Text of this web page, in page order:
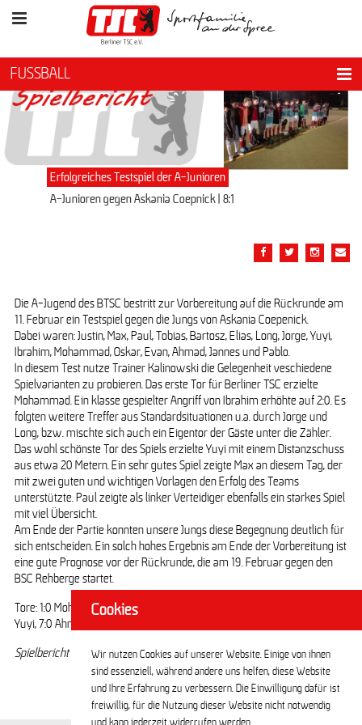
FUSSBALL
Erfolgreiches Testspiel der A-Junioren
A-Junioren gegen Askania Coepnick | 8:1
Die A-Jugend des BTSC bestritt zur Vorbereitung auf die Rückrunde am
11. Februar ein Testspiel gegen die Jungs von Askania Coepenick.
Dabei waren: Justin, Max, Paul, Tobias, Bartosz, Elias, Long, Jorge, Yuyi,
Ibrahim, Mohammad, Oskar, Evan, Ahmad, Jannes und Pablo.
In diesem Test nutze Trainer Kalinowski die Gelegenheit veschiedene
Spielvarianten zu probieren. Das erste Tor für Berliner TSC erzielte
Mohammad. Ein klasse gespielter Angriff von Ibrahim erhöhte auf 2:0. Es
folgten weitere Treffer aus Standardsituationen u.a. durch Jorge und
Long, bzw. mischte sich auch ein Eigentor der Gäste unter die Zähler.
Das wohl schönste Tor des Spiels erzielte Yuyi mit einem Distanzschuss
aus etwa 20 Metern. Ein sehr gutes Spiel zeigte Max an diesem Tag, der
mit zwei guten und wichtigen Vorlagen den Erfolg des Teams
unterstützte. Paul zeigte als linker Verteidiger ebenfalls ein starkes Spiel
mit viel Übersicht.
Am Ende der Partie konnten unsere Jungs diese Begegnung deutlich für
sich entscheiden. Ein solch hohes Ergebnis am Ende der Vorbereitung ist
eine gute Prognose vor der Rückrunde, die am 19. Februar gegen den
BSC Rehberge startet.
Tore: 1:0 Mohammad, 2:0 Ibrahim , 3:0 Jorge, 4:0 Eigentor, 5:0 Ibrahim, 6:0
Yuyi, 7:0 Ahmad, 8:1 Long
Spielbericht von Pawel K.
Cookies
Wir nutzen Cookies auf unserer Website. Einige von ihnen
sind essenziell, während andere uns helfen, diese Website
und Ihre Erfahrung zu verbessern. Die Einwilligung dafür ist
freiwillig, für die Nutzung dieser Website nicht notwendig